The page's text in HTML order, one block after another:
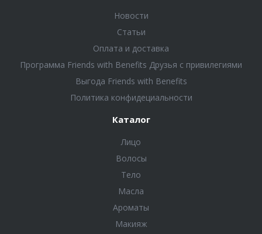
Новости
Статьи
Оплата и доставка
Программа Friends with Benefits Друзья с привилегиями
Выгода Friends with Benefits
Политика конфидециальности
Каталог
Лицо
Волосы
Тело
Масла
Ароматы
Макияж